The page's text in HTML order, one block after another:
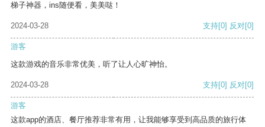
梯子神器，ins随便看，美美哒！
2024-03-28 支持[0] 反对[0]
游客
这款游戏的音乐非常优美，听了让人心旷神怡。
2024-03-28 支持[0] 反对[0]
游客
这款app的酒店、餐厅推荐非常有用，让我能够享受到高品质的旅行体